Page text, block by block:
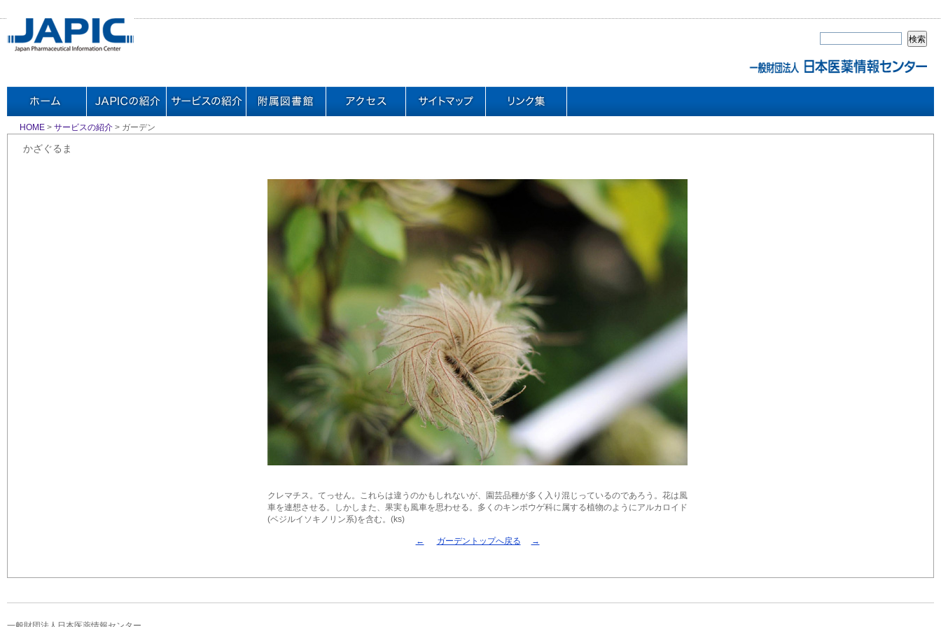
HOME > サービスの紹介 > ガーデン
かざぐるま
クレマチス。てっせん。これらは違うのかもしれないが、園芸品種が多く入り混じっているのであろう。花は風
車を連想させる。しかしまた、果実も風車を思わせる。多くのキンポウゲ科に属する植物のようにアルカロイド
(ベジルイソキノリン系)を含む。(ks)
← ガーデントップへ戻る →